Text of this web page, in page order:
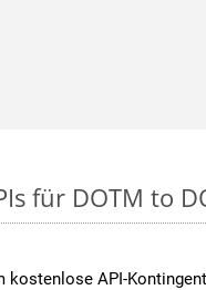
für DOTM to
kostenlose API-